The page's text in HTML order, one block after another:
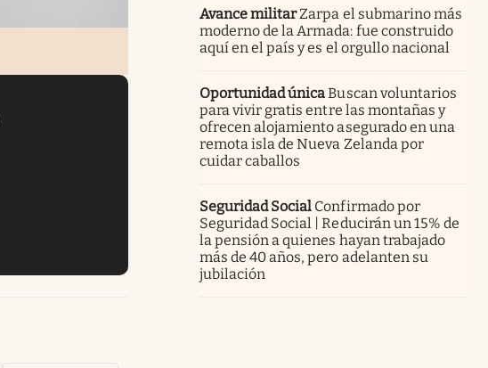
Avance militarZarpa el submarino más
moderno de la Armada: fue construido
aquí en el país y es el orgullo nacional
Oportunidad únicaBuscan voluntarios
para vivir gratis entre las montañas y
ofrecen alojamiento asegurado en una
remota isla de Nueva Zelanda por
cuidar caballos
Seguridad Social Confirmado por
Seguridad Social | Reducirán un 15% de
la pensión a quienes hayan trabajado
más de 40 años, pero adelanten su
jubilación